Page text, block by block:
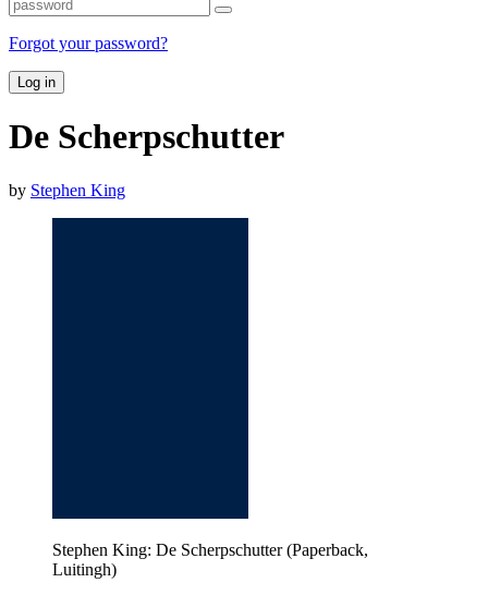
Forgot your password?
Log in
De Scherpschutter
by Stephen King
Stephen King: De Scherpschutter (Paperback,
Luitingh)